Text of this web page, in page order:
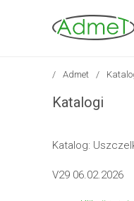
Admet
Katalogi
Katalog:
V29 06.02.2026